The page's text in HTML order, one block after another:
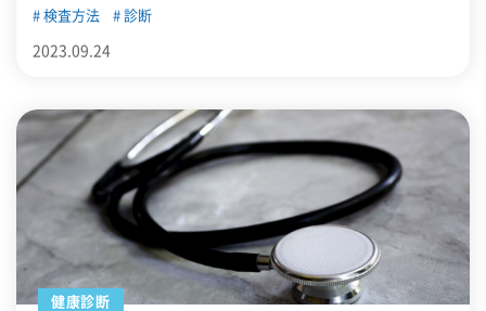
検査によってわかること、異常が見つかった場合どうしたら
よいかについて紹介していきます。
検査方法 診断
2023.09.24
健康診断